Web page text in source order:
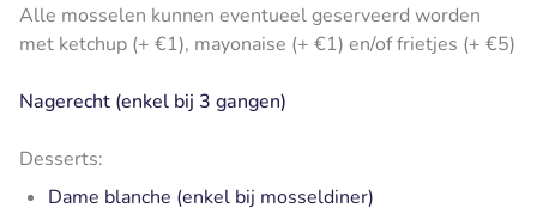
Alle mosselen kunnen eventueel geserveerd worden
met ketchup (+ €1), mayonaise (+ €1) en/of frietjes (+ €5)
Nagerecht (enkel bij 3 gangen)
Desserts:
Dame blanche (enkel bij mosseldiner)